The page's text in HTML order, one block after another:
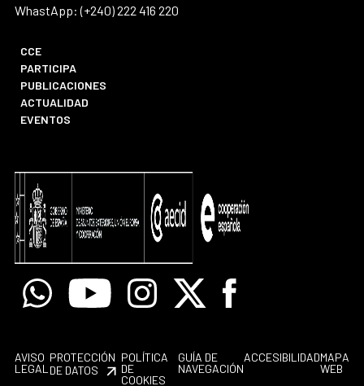
WhastApp: (+240) 222 416 220
CCE
PARTICIPA
PUBLICACIONES
ACTUALIDAD
EVENTOS
WhatsappYoutube Instagram
X Facebook
AVISO
LEGAL
PROTECCIÓN
DE DATOS
POLÍTICA
DE
COOKIES
GUÍA DE
NAVEGACIÓN
ACCESIBILIDADMAPA
WEB